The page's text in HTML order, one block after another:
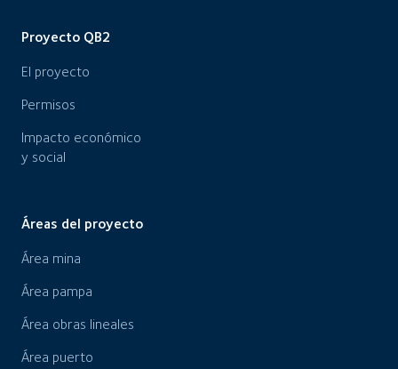
Proyecto QB2
El proyecto
Permisos
Impacto económico
y social
Áreas del proyecto
Área mina
Área pampa
Área obras lineales
Área puerto